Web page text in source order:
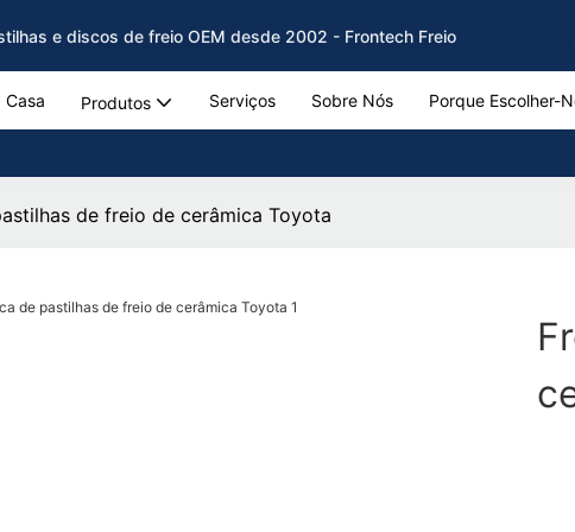
e discos de freio OEM desde 2002 - Frontech Freio
Casa Produtos Serviços Sobre Nós Porque Escolher-
de freio de cerâmica Toyota